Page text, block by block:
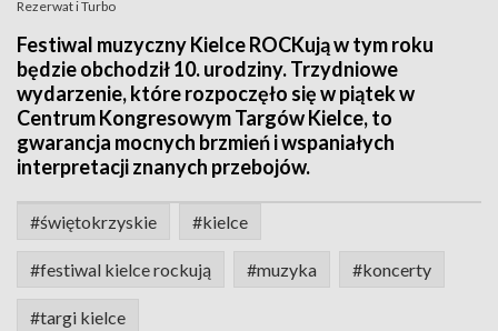
Rezerwat i Turbo
Festiwal muzyczny Kielce ROCKują w tym roku
będzie obchodził 10. urodziny. Trzydniowe
wydarzenie, które rozpoczęło się w piątek w
Centrum Kongresowym Targów Kielce, to
gwarancja mocnych brzmień i wspaniałych
interpretacji znanych przebojów.
#świętokrzyskie #kielce
#festiwal kielce rockują #muzyka #koncerty
#targi kielce